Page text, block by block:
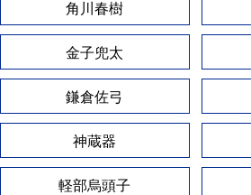
角川春樹
金子兜太
鎌倉佐弓
神蔵器
軽部烏頭子